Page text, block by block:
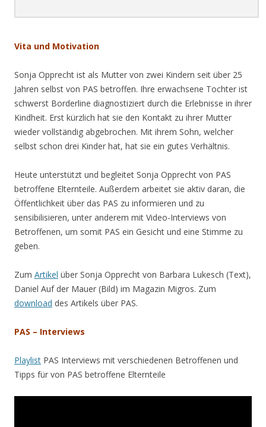
Vita und Motivation
Sonja Opprecht ist als Mutter von zwei Kindern seit über 25
Jahren selbst von PAS betroffen. Ihre erwachsene Tochter ist
schwerst Borderline diagnostiziert durch die Erlebnisse in ihrer
Kindheit. Erst kürzlich hat sie den Kontakt zu ihrer Mutter
wieder vollständig abgebrochen. Mit ihrem Sohn, welcher
selbst schon drei Kinder hat, hat sie ein gutes Verhältnis.
Heute unterstützt und begleitet Sonja Opprecht von PAS
betroffene Elternteile. Außerdem arbeitet sie aktiv daran, die
Öffentlichkeit über das PAS zu informieren und zu
sensibilisieren, unter anderem mit Video-Interviews von
Betroffenen, um somit PAS ein Gesicht und eine Stimme zu
geben.
Zum Artikel über Sonja Opprecht von Barbara Lukesch (Text),
Daniel Auf der Mauer (Bild) im Magazin Migros. Zum
download des Artikels über PAS.
PAS – Interviews
Playlist PAS Interviews mit verschiedenen Betroffenen und
Tipps für von PAS betroffene Elternteile